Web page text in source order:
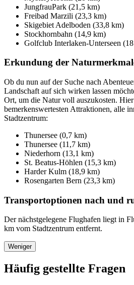
JungfrauPark (21,5 km)
Freibad Marzili (23,3 km)
Skigebiet Adelboden (33,8 km)
Stockhornbahn (14,9 km)
Golfclub Interlaken-Unterseen
Erkundung der
Ob du nun auf der Suche nach
Landschaft auf sich wirken lassen
Ort, um die Natur voll auszukosten.
bemerkenswertesten Attraktionen, alle
Stadtzentrum:
Thunersee (0,7 km)
Thunersee (11,7 km)
Niederhorn (13,1 km)
St. Beatus-Höhlen (15,3 km)
Harder Kulm (18,9 km)
Rosengarten Bern (23,3 km)
Transportoptionen nach und
Der nächstgelegene Flughafen liegt in
km vom Stadtzentrum entfernt.
Weniger
Häufig gestellte Fragen